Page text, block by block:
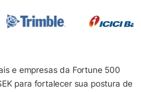
e empresas da Fortune 500
para fortalecer sua postura de